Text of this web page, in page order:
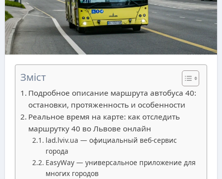
Зміст
Подробное описание маршрута автобуса 40:
остановки, протяженность и особенности
Реальное время на карте: как отследить
маршрутку 40 во Львове онлайн
lad.lviv.ua — официальный веб-сервис
города
EasyWay — универсальное приложение для
многих городов